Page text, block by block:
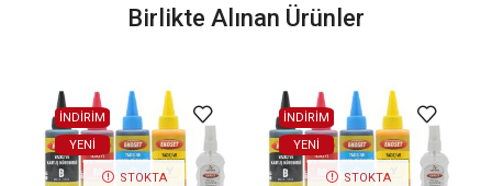
Birlikte Alınan Ürünler
İNDİRİM
YENI
STOKTA
İNDİRİM
YENI
STOKTA